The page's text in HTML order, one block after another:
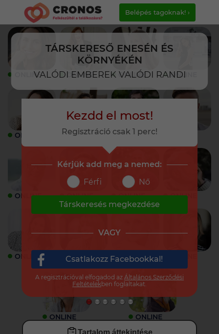
TÁRSKERESŐ ENESÉN ÉS
KÖRNYÉKÉN
VALÓDI EMBEREK VALÓDI RANDI
Belépés tagoknak! ›
ONLINE ONLINE ONLINE ONLINE
ONLINE ONLINE ONLINE
ONLINE ONLINE ONLINE ONLINE
ONLINE ONLINE ONLINE
ONLINE ONLINE
Tartalom áttekintése
Kezdd el most!
Regisztráció csak 1 perc!
Kérjük add meg a nemed:
Férfi
Nő
Társkeresés megkezdése
VAGY
Csatlakozz Facebookkal!
A regisztrációval elfogadod az Általános Szerződési
Feltételekben foglaltakat.